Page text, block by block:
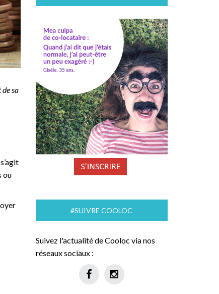
sa
ou
#SUIVRE COOLOC
Suivez l'actualité de Cooloc via nos
réseaux sociaux :